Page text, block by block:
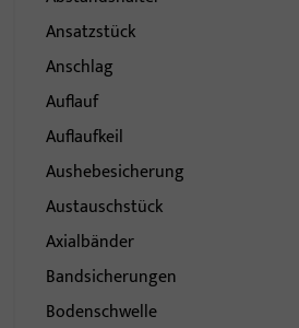
Ansatzstück
Anschlag
Auflauf
Auflaufkeil
Aushebesicherung
Austauschstück
Axialbänder
Bandsicherungen
Bodenschwelle